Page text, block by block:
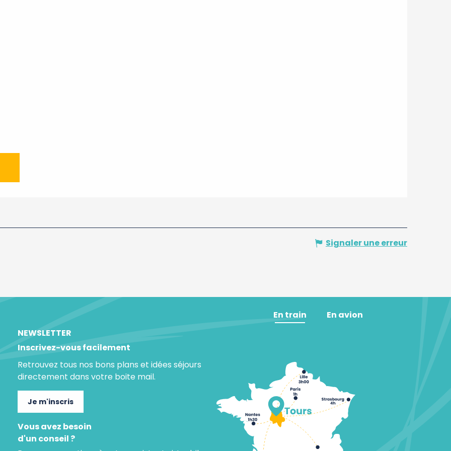
Signaler une erreur
NEWSLETTER
Inscrivez-vous facilement
Retrouvez tous nos bons plans et idées séjours
directement dans votre boite mail.
Je m'inscris
Vous avez besoin
d'un conseil ?
En train En avion